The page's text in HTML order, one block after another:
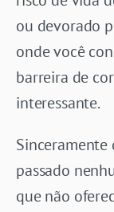
ou devorado
onde você
barreira de
interessante.
Sinceramente
passado
que não